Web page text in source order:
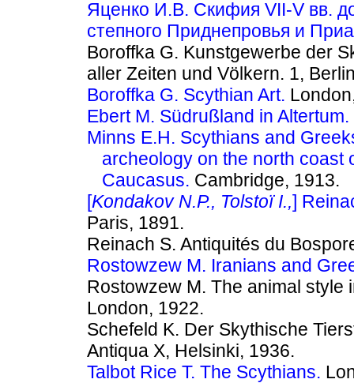
Яценко И.В. Скифия VII-V вв.
степного Приднепровья и
Boroffka G. Kunstgewerbe der
aller Zeiten und Völkern. 1,
Boroffka G. Scythian Art.
Ebert М. Südrußland in Altertum.
Minns Е.Н. Scythians and
archeology on the north coast
Caucasus. Cambridge, 1913.
[Kondakov N.P., Tolstoï I.,]
Paris, 1891.
Reinach S. Antiquités du
Rostowzew М. Iranians and
Rostowzew М. The animal
London, 1922.
Schefeld K. Der Skythische
Antiqua X, Helsinki, 1936.
Talbot Rice T. The Scythians.